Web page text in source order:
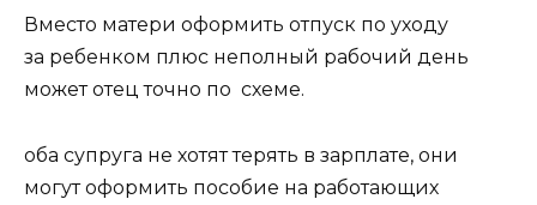
Вместо матери оформить отпуск по уходу
за ребенком плюс неполный рабочий день
может отец точно по схеме.
оба супруга не хотят терять в зарплате, они
могут оформить пособие на работающих